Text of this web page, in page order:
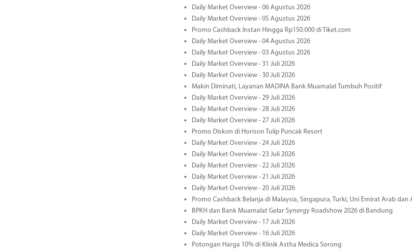
Daily Market Overview - 06 Agustus 2026
Daily Market Overview - 05 Agustus 2026
Promo Cashback Instan Hingga Rp150.000 di Tiket.com
Daily Market Overview - 04 Agustus 2026
Daily Market Overview - 03 Agustus 2026
Daily Market Overview - 31 Juli 2026
Daily Market Overview - 30 Juli 2026
Makin Diminati, Layanan MADINA Bank Muamalat Tumbuh Positif
Daily Market Overview - 29 Juli 2026
Daily Market Overview - 28 Juli 2026
Daily Market Overview - 27 Juli 2026
Promo Diskon di Horison Tulip Puncak Resort
Daily Market Overview - 24 Juli 2026
Daily Market Overview - 23 Juli 2026
Daily Market Overview - 22 Juli 2026
Daily Market Overview - 21 Juli 2026
Daily Market Overview - 20 Juli 2026
Promo Cashback Belanja di Malaysia, Singapura, Turki, Uni Emirat Arab dan
BPKH dan Bank Muamalat Gelar Synergy Roadshow 2026 di Bandung
Daily Market Overview - 17 Juli 2026
Daily Market Overview - 16 Juli 2026
Potongan Harga 10% di Klinik Astha Medica Sorong